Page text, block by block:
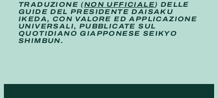
TRADUZIONE (NON UFFICIALE) DELLE
GUIDE DEL PRESIDENTE DAISAKU
IKEDA, CON VALORE ED APPLICAZIONE
UNIVERSALI, PUBBLICATE SUL
QUOTIDIANO GIAPPONESE SEIKYO
SHIMBUN.